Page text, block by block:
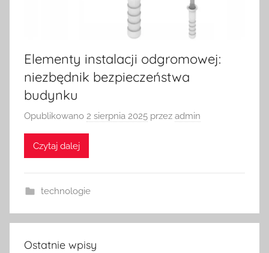
Elementy instalacji odgromowej:
niezbędnik bezpieczeństwa
budynku
Opublikowano 2 sierpnia 2025 przez admin
Czytaj dalej
technologie
Ostatnie wpisy